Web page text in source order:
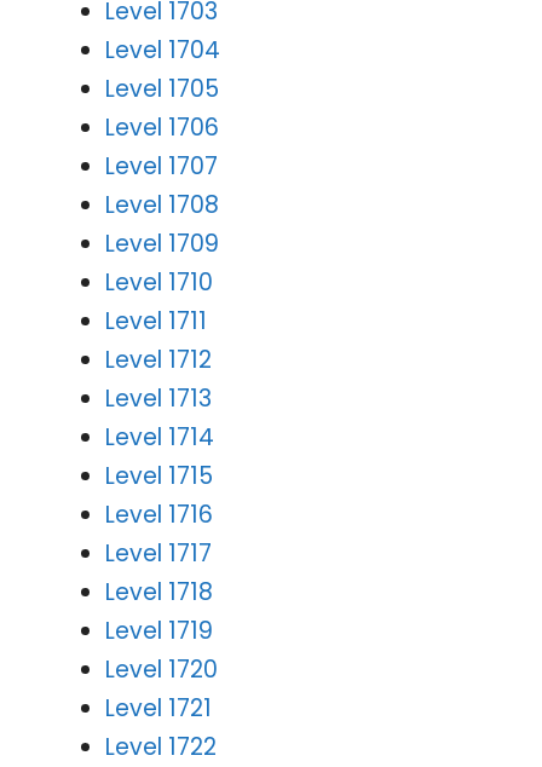
Level 1703
Level 1704
Level 1705
Level 1706
Level 1707
Level 1708
Level 1709
Level 1710
Level 1711
Level 1712
Level 1713
Level 1714
Level 1715
Level 1716
Level 1717
Level 1718
Level 1719
Level 1720
Level 1721
Level 1722